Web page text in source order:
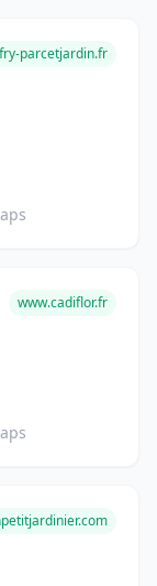
parcetjardin.fr
www.cadiflor.fr